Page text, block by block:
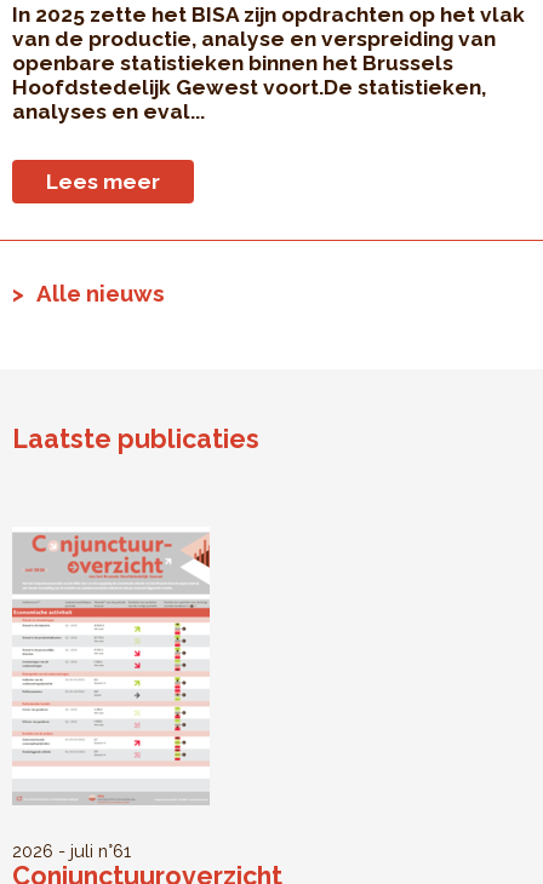
In 2025 zette het BISA zijn opdrachten op het vlak
van de productie, analyse en verspreiding van
openbare statistieken binnen het Brussels
Hoofdstedelijk Gewest voort.De statistieken,
analyses en eval...
Lees meer
Alle nieuws
Laatste publicaties
2026 - juli n°61
Conjunctuuroverzicht